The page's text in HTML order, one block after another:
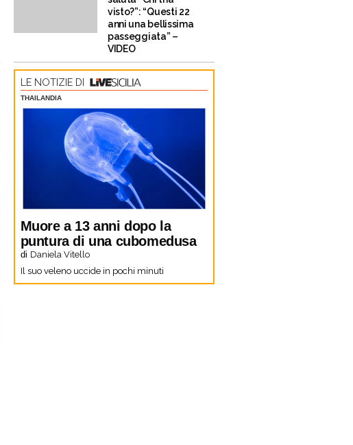
visto?”: “Questi 22
anni una bellissima
passeggiata” –
VIDEO
LE NOTIZIE DI
THAILANDIA
Muore a 13 anni dopo la
puntura di una cubomedusa
di Daniela Vitello
Il suo veleno uccide in pochi minuti